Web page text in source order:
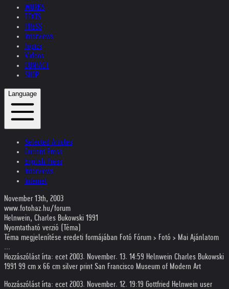
WORKS
TEXTS
PRESS
Interviews
Topics
Videos
CONTACT
SHOP
Language
Selected Articles
Current Press
English Press
Interviews
Internet
November 13th, 2003
www.fotohaz.hu/forum
Helnwein, Charles Bukowski 1991
Nyomtatható verzió (Téma)
Téma megjelenítése eredeti formájában Fotó Fórum > Fotó > Mai Ajánlatom
...
Hozzászólást írta: ecet 2003. November. 13. 14:59 Helnwein Charles Bukowski
1991 99 cm x 66 cm silver print San Francisco Museum of Modern Art
Hozzászólást írta: ecet 2003. November. 12. 19:19 Gottfried Helnwein user